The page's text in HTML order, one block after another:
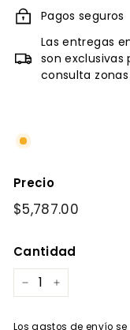
Pagos seguros
Las entregas
son exclusivas
consulta
Precio
Precio
$5,787.00
Cantidad
− +
Losgastos de envío